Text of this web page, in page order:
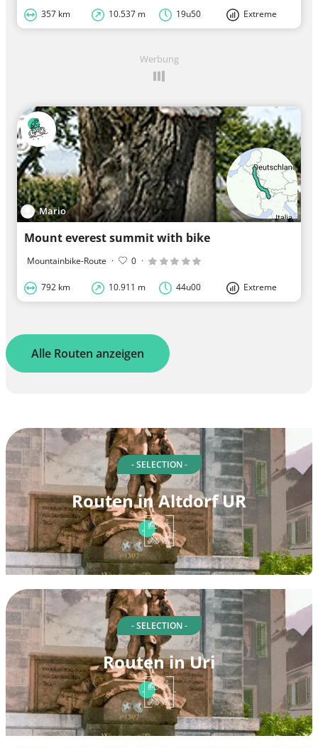
357 km 10.537 m 19u50 Extreme
Werbung
Mario
Mount everest summit with bike
Mountainbike-Route · 0 ·
792 km 10.911 m 44u00 Extreme
Alle Routen anzeigen
- SELECTION -
Routen in Altdorf UR
- SELECTION -
Routen in Uri